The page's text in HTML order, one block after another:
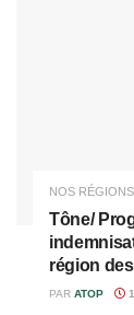
NOS RÉGIONS
Tône/
région des
PAR ATOP